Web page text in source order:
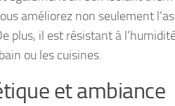
améliorez non seulement
plus, il est résistant à
ou les cuisines.
et ambiance